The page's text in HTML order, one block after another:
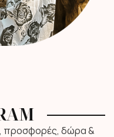
προσφορές, δώρα &